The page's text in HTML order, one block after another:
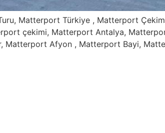
Matterport Türkiye , Matterport
çekimi, Matterport Antalya,
Matterport Afyon , Matterport Bayi,